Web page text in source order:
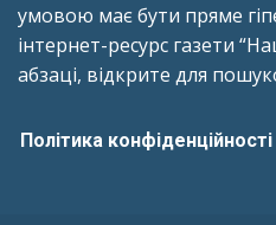
умовою має бути пряме
інтернет-ресурс газети
абзаці, відкрите для
Політика конфіденційності